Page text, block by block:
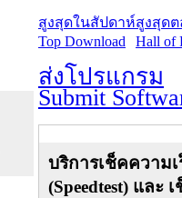
สูงสุดในสัปดาห์
Top Download
สูงสุด
Hall of
ส่งโปรแกรม
Submit
บริการเช็คความเ
(Speedtest) และ